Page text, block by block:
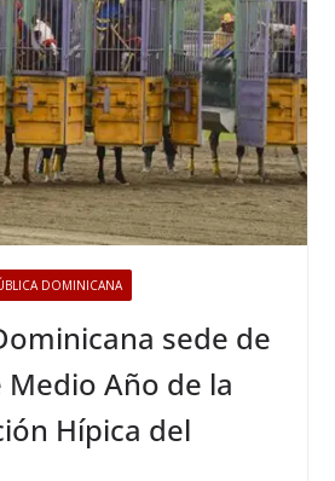
DOMINICANA
sede de
Medio Año de la
Hípica del